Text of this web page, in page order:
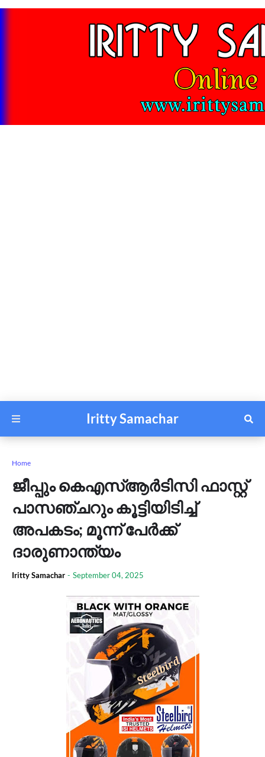
Iritty Samachar
Home
ജീപ്പും കെഎസ്ആർടിസി ഫാസ്റ്റ്
പാസഞ്ചറും കൂട്ടിയിടിച്ച്
അപകടം; മൂന്ന് പേര്‍ക്ക്
ദാരുണാന്ത്യം
Iritty Samachar - September 04, 2025